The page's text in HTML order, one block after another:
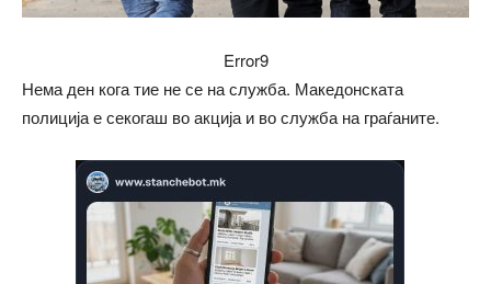
Error9
Нема ден кога тие не се на служба. Македонската
полиција е секогаш во акција и во служба на граѓаните.